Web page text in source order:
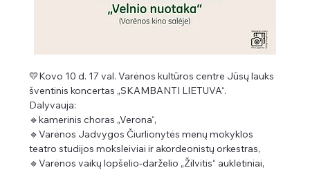
💛Kovo 10 d. 17 val. Varėnos kultūros centre Jūsų lauks
šventinis koncertas „SKAMBANTI LIETUVA“.
Dalyvauja:
🔹kamerinis choras „Verona“,
🔹Varėnos Jadvygos Čiurlionytės menų mokyklos
teatro studijos moksleiviai ir akordeonistų orkestras,
🔹Varėnos vaikų lopšelio-darželio „Žilvitis“ auklėtiniai,